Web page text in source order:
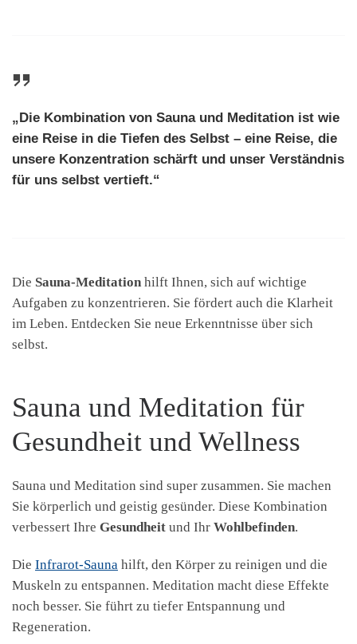
„Die Kombination von Sauna und Meditation ist wie
eine Reise in die Tiefen des Selbst – eine Reise, die
unsere Konzentration schärft und unser Verständnis
für uns selbst vertieft.“
Die Sauna-Meditation hilft Ihnen, sich auf wichtige
Aufgaben zu konzentrieren. Sie fördert auch die Klarheit
im Leben. Entdecken Sie neue Erkenntnisse über sich
selbst.
Sauna und Meditation für
Gesundheit und Wellness
Sauna und Meditation sind super zusammen. Sie machen
Sie körperlich und geistig gesünder. Diese Kombination
verbessert Ihre Gesundheit und Ihr Wohlbefinden.
Die Infrarot-Sauna hilft, den Körper zu reinigen und die
Muskeln zu entspannen. Meditation macht diese Effekte
noch besser. Sie führt zu tiefer Entspannung und
Regeneration.